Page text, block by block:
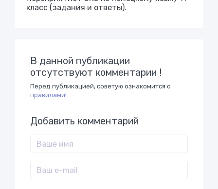
класс (задания и ответы).
В данной публикации
отсутствуют комментарии !
Перед публикацией, советую ознакомится с
правилами!
Добавить комментарий